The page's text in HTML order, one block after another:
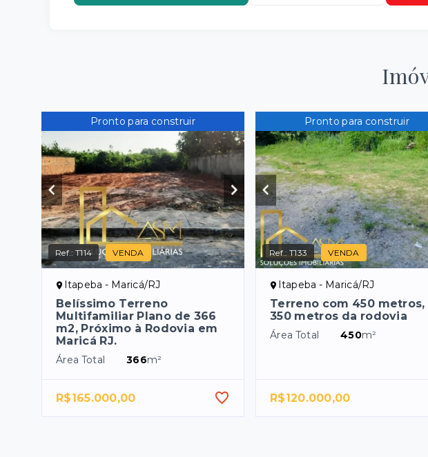
Pronto para construir
Ref.:T114 VENDA
Itapeba - Maricá/RJ
Belíssimo Terreno
Multifamiliar Plano de 366
m2, Próximo à Rodovia em
Maricá RJ.
Área Total 366m²
R$165.000,00
Pronto para construir
Ref.:T133 VENDA
Itapeba - Maricá/RJ
Terreno com 450 metros,
350 metros da rodovia
Área Total 450m²
R$120.000,00